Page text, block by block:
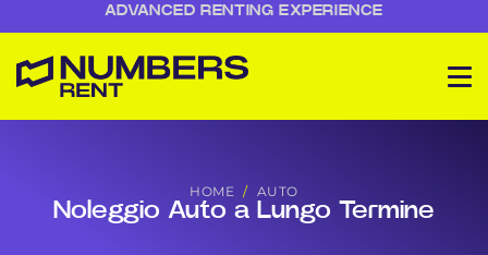
ADVANCED RENTING EXPERIENCE
Noleggio Auto a Lungo Termine
HOME AUTO